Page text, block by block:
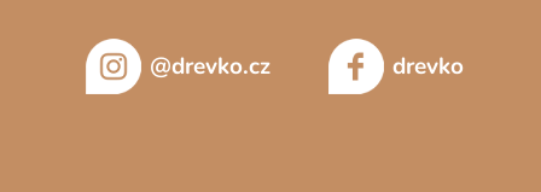
@drevko.cz drevko